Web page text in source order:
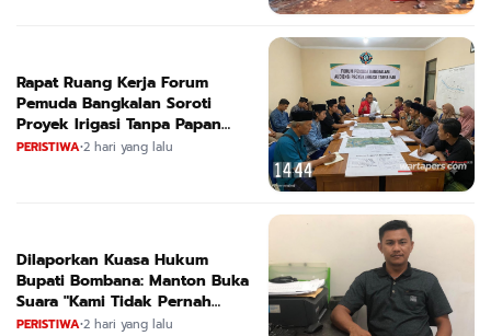
Rapat Ruang Kerja Forum
Pemuda Bangkalan Soroti
Proyek Irigasi Tanpa Papan
Nama
PERISTIWA•2 hari yang lalu
Dilaporkan Kuasa Hukum
Bupati Bombana: Manton Buka
Suara "Kami Tidak Pernah
Menutup Ruang Hak Jawab"
PERISTIWA•2 hari yang lalu